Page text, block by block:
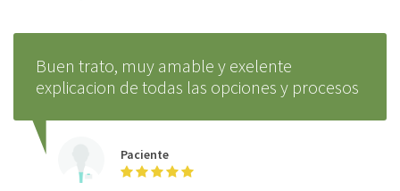
Buen trato, muy amable y exelente
explicacion de todas las opciones y procesos
Paciente